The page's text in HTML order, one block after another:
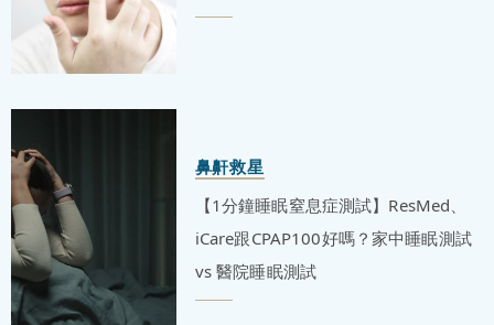
鼻鼾救星
【1分鐘睡眠窒息症測試】ResMed、
iCare跟CPAP100好嗎？家中睡眠測試
vs 醫院睡眠測試